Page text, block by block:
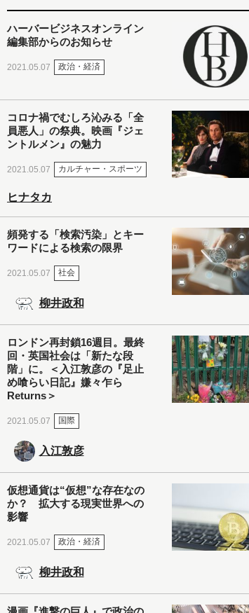
ハーバービジネスオンライン
編集部からのお知らせ
2021.05.07 政治・経済
コロナ禍でむしろ沁みる「全
員悪人」の祭典。映画『ジェ
ントルメン』の魅力
2021.05.07 カルチャー・スポーツ
ヒナタカ
頻発する「検索汚染」とキー
ワードによる検索の限界
2021.05.07 社会
柳井政和
ロンドン再封鎖16週目。最終
回・英国社会は「新たな段
階」に。＜入江敦彦の『足止
め喰らい日記』嫌々乍ら
Returns＞
2021.05.07 国際
入江敦彦
仮想通貨は“仮想”な存在なの
か？ 拡大する現実世界への
影響
2021.05.07 政治・経済
柳井政和